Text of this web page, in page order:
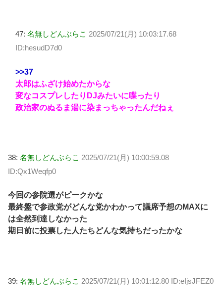
47: 名無しどんぶらこ 2025/07/21(月) 10:03:17.68
ID:hesudD7d0
>>37
太郎はふざけ始めたからな
変なコスプレしたりDJみたいに喋ったり
政治家のぬるま湯に染まっちゃったんだねぇ
38: 名無しどんぶらこ 2025/07/21(月) 10:00:59.08
ID:Qx1Weqfp0
今回の参院選がピークかな
最終盤で参政党がどんな党かわかって議席予想のMAXに
は全然到達しなかった
期日前に投票した人たちどんな気持ちだったかな
39: 名無しどんぶらこ 2025/07/21(月) 10:01:12.80 ID:eIjsJFEZ0